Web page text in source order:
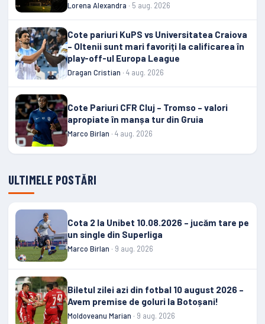
Lorena Alexandra · 5 aug. 2026
Cote pariuri KuPS vs Universitatea Craiova
– Oltenii sunt mari favoriți la calificarea în
play-off-ul Europa League
Dragan Cristian · 4 aug. 2026
Cote Pariuri CFR Cluj – Tromso – valori
apropiate în manșa tur din Gruia
Marco Birlan · 4 aug. 2026
ULTIMELE POSTĂRI
Cota 2 la Unibet 10.08.2026 – jucăm tare pe
un single din Superliga
Marco Birlan · 9 aug. 2026
Biletul zilei azi din fotbal 10 august 2026 –
Avem premise de goluri la Botoșani!
Moldoveanu Marian · 9 aug. 2026